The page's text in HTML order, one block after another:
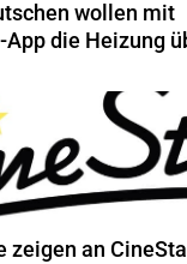
wollen mit
die Heizung
zeigen an